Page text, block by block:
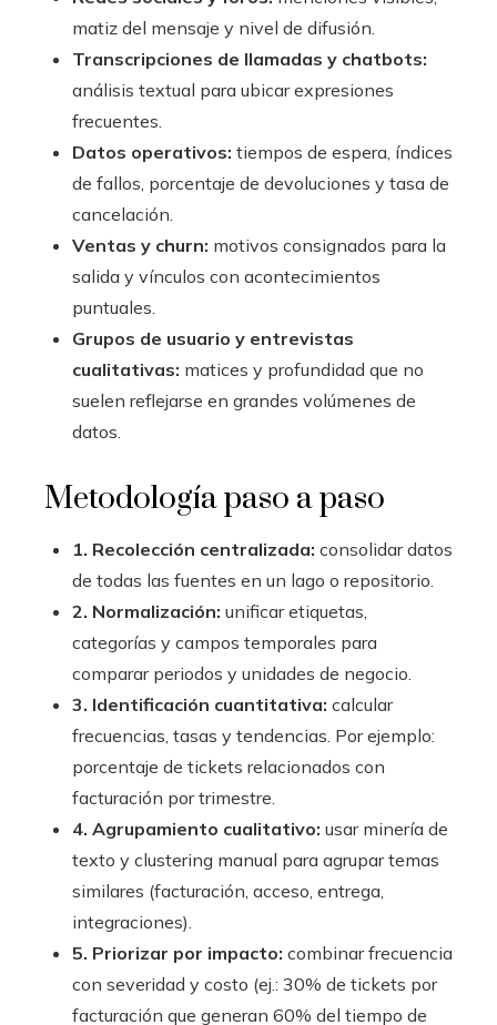
matiz del mensaje y nivel de difusión.
Transcripciones de llamadas y chatbots:
análisis textual para ubicar expresiones
frecuentes.
Datos operativos: tiempos de espera, índices
de fallos, porcentaje de devoluciones y tasa de
cancelación.
Ventas y churn: motivos consignados para la
salida y vínculos con acontecimientos
puntuales.
Grupos de usuario y entrevistas
cualitativas: matices y profundidad que no
suelen reflejarse en grandes volúmenes de
datos.
Metodología paso a paso
1. Recolección centralizada: consolidar datos
de todas las fuentes en un lago o repositorio.
2. Normalización: unificar etiquetas,
categorías y campos temporales para
comparar periodos y unidades de negocio.
3. Identificación cuantitativa: calcular
frecuencias, tasas y tendencias. Por ejemplo:
porcentaje de tickets relacionados con
facturación por trimestre.
4. Agrupamiento cualitativo: usar minería de
texto y clustering manual para agrupar temas
similares (facturación, acceso, entrega,
integraciones).
5. Priorizar por impacto: combinar frecuencia
con severidad y costo (ej.: 30% de tickets por
facturación que generan 60% del tiempo de